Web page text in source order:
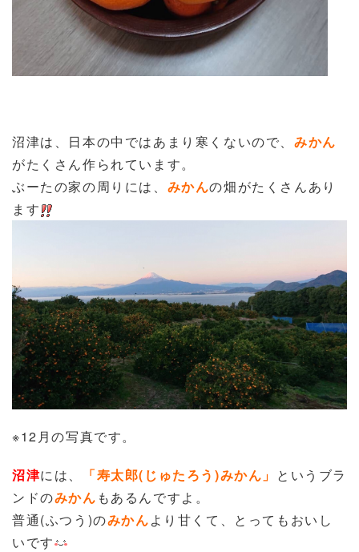
沼津は、日本の中ではあまり寒くないので、 みかん
がたくさん作られています。
ぶーたの家の周りには、 みかんの畑がたくさんあり
ます
※12月の写真です。
沼津には、 「寿太郎(じゅたろう)みかん」 というブラ
ンドのみかん もあるんですよ。
普通(ふつう)のみかんより甘くて、とってもおいし
いです